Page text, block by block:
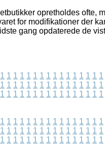
opretholdes ofte,
for modifikationer der
gang opdaterede de
1 1 1 1 1 1 1 1 1 1 1 1 1 1 1 1
1 1 1 1 1 1 1 1 1 1 1 1 1 1 1 1
1 1 1 1 1 1 1 1 1 1 1 1 1 1 1 1
1 1 1 1 1 1 1 1 1 1 1 1 1 1 1 1
1 1 1 1 1 1 1 1 1 1 1 1 1 1 1 1
1 1 1 1 1 1 1 1 1 1 1 1 1 1 1 1